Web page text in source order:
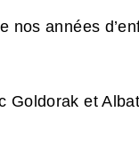
nos années
Goldorak et